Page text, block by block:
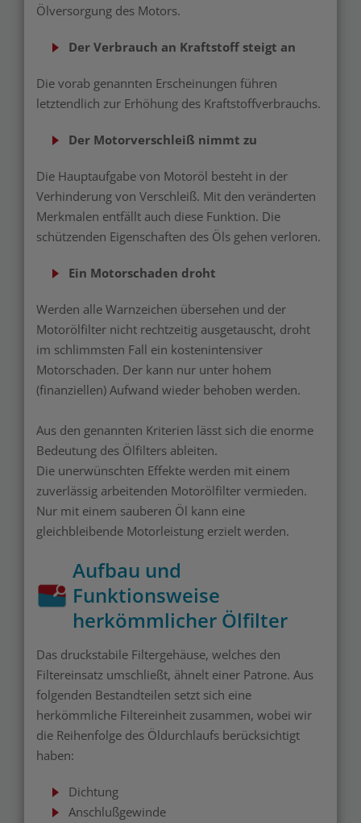
Ölversorgung des Motors.
Der Verbrauch an Kraftstoff steigt an
Die vorab genannten Erscheinungen führen
letztendlich zur Erhöhung des Kraftstoffverbrauchs.
Der Motorverschleiß nimmt zu
Die Hauptaufgabe von Motoröl besteht in der
Verhinderung von Verschleiß. Mit den veränderten
Merkmalen entfällt auch diese Funktion. Die
schützenden Eigenschaften des Öls gehen verloren.
Ein Motorschaden droht
Werden alle Warnzeichen übersehen und der
Motorölfilter nicht rechtzeitig ausgetauscht, droht
im schlimmsten Fall ein kostenintensiver
Motorschaden. Der kann nur unter hohem
(finanziellen) Aufwand wieder behoben werden.
Aus den genannten Kriterien lässt sich die enorme
Bedeutung des Ölfilters ableiten.
Die unerwünschten Effekte werden mit einem
zuverlässig arbeitenden Motorölfilter vermieden.
Nur mit einem sauberen Öl kann eine
gleichbleibende Motorleistung erzielt werden.
Aufbau und
Funktionsweise
herkömmlicher Ölfilter
Das druckstabile Filtergehäuse, welches den
Filtereinsatz umschließt, ähnelt einer Patrone. Aus
folgenden Bestandteilen setzt sich eine
herkömmliche Filtereinheit zusammen, wobei wir
die Reihenfolge des Öldurchlaufs berücksichtigt
haben:
Dichtung
Anschlußgewinde